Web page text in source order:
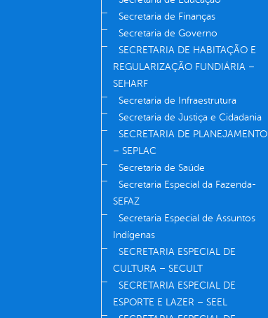
Secretaria de Finanças
Secretaria de Governo
SECRETARIA DE HABITAÇÃO E
REGULARIZAÇÃO FUNDIÁRIA –
SEHARF
Secretaria de Infraestrutura
Secretaria de Justiça e Cidadania
SECRETARIA DE PLANEJAMENTO
– SEPLAC
Secretaria de Saúde
Secretaria Especial da Fazenda-
SEFAZ
Secretaria Especial de Assuntos
Indígenas
SECRETARIA ESPECIAL DE
CULTURA – SECULT
SECRETARIA ESPECIAL DE
ESPORTE E LAZER – SEEL